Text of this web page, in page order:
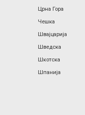
Црна Гора
Чешка
Швајцарија
Шведска
Шкотска
Шпанија